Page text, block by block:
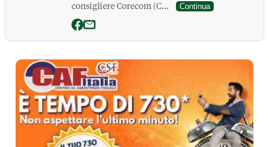
consigliere Corecom (C...
Continua
La Pressa